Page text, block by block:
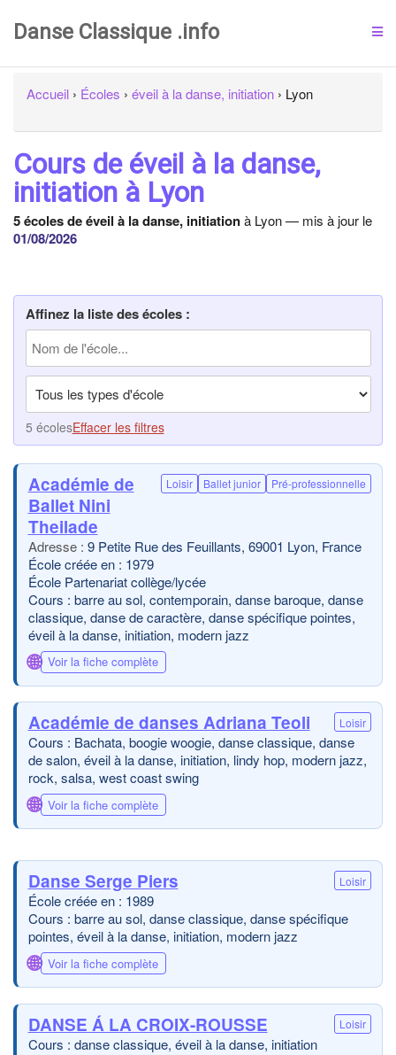
Danse Classique .info
Accueil › Écoles › éveil à la danse, initiation › Lyon
Cours de éveil à la danse,
initiation à Lyon
5 écoles de éveil à la danse, initiationà Lyon — mis à jour le
01/08/2026
Affinez la liste des écoles :
5 écolesEffacer les filtres
Académie de
Ballet Nini
Theilade
Loisir Ballet junior Pré-professionnelle
9 Petite Rue des Feuillants, 69001 Lyon, France
École créée en : 1979
École Partenariat collège/lycée
Cours : barre au sol, contemporain, danse baroque, danse
classique, danse de caractère, danse spécifique pointes,
éveil à la danse, initiation, modern jazz
🌐 Voir la fiche complète
Académie de danses Adriana Teoli Loisir
Cours : Bachata, boogie woogie, danse classique, danse
de salon, éveil à la danse, initiation, lindy hop, modern jazz,
rock, salsa, west coast swing
🌐 Voir la fiche complète
Danse Serge Piers Loisir
École créée en : 1989
Cours : barre au sol, danse classique, danse spécifique
pointes, éveil à la danse, initiation, modern jazz
🌐 Voir la fiche complète
DANSE Á LA CROIX-ROUSSE Loisir
Cours : danse classique, éveil à la danse, initiation